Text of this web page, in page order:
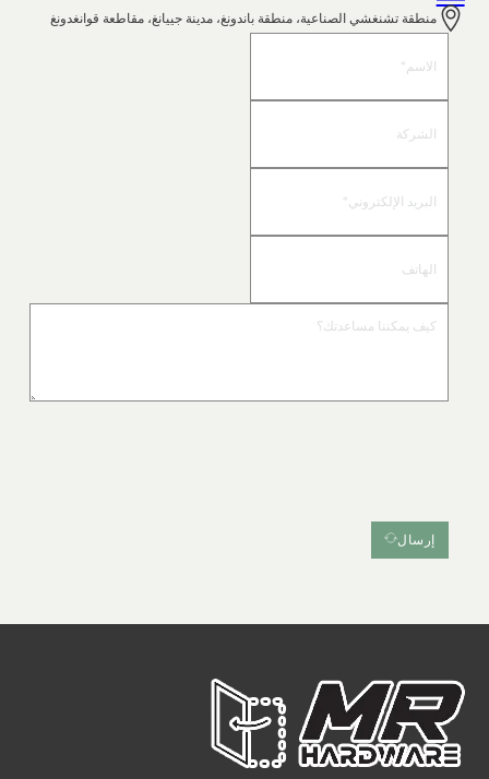
منطقة تشنغشي الصناعية، منطقة باندونغ، مدينة جييانغ، مقاطعة قوانغدونغ
إرسال